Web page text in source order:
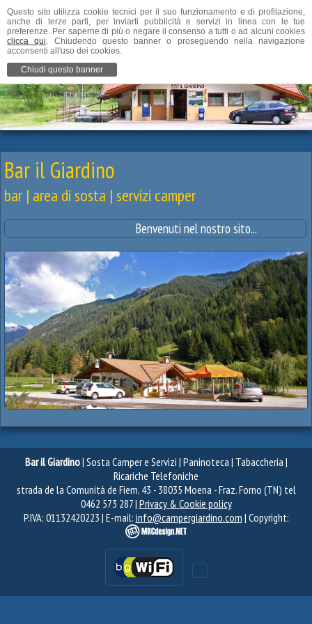
Bar il Giardino
bar | area di sosta | servizi camper
Benvenuti nel nostro sito...
Bar il Giardino| Sosta Camper e Servizi | Paninoteca | Tabaccheria |
Ricariche Telefoniche
strada de la Comunità de Fiem, 43 - 38035 Moena - Fraz. Forno (TN) tel
0462 573 287 | Privacy & Cookie policy
P.IVA: 01132420223 | E-mail: info@campergiardino.com | Copyright:
Questo sito utilizza cookie tecnici per il suo funzionamento e di profilazione,
anche di terze parti, per inviarti pubblicità e servizi in linea con le tue
preferenze. Per saperne di più o negare il consenso a tutti o ad alcuni cookies
clicca qui. Chiudendo questo banner o proseguendo nella navigazione
acconsenti all'uso dei cookies.
Chiudi questo banner